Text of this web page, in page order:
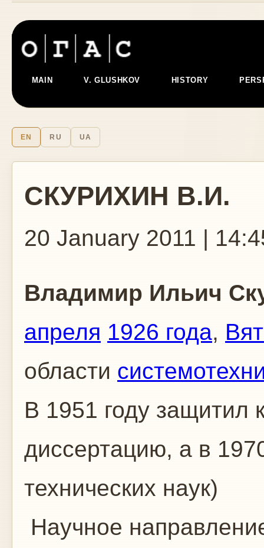
MAIN V. GLUSHKOV HISTORY
EN RU UA
СКУРИХИН В.И.
20 January 2011 |
Владимир Ильич
апреля 1926 года,
области
В 1951 году защитил
диссертацию, а в
технических наук)
Научное